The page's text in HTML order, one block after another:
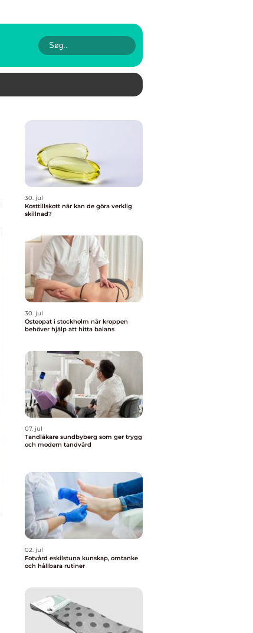
30. jul
Kosttillskott när kan de göra verklig
skillnad?
30. jul
Osteopat i stockholm när kroppen
behöver hjälp att hitta balans
07. jul
Tandläkare sundbyberg som ger trygg
och modern tandvård
02. jul
Fotvård eskilstuna kunskap, omtanke
och hållbara rutiner